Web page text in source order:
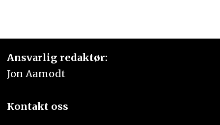
Ansvarlig redaktør:
Jon Aamodt
Kontakt oss